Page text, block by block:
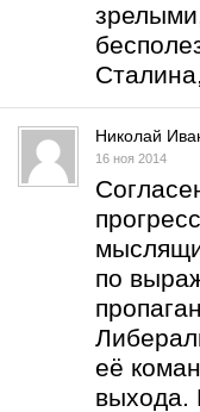
Николай
16 ноя 2014
по
её
выхода.